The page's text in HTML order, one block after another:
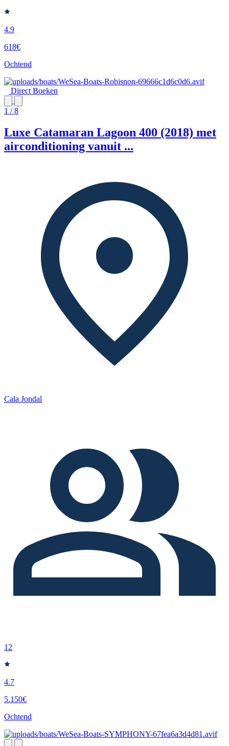
4.9
618€
Ochtend
Direct Boeken
1 / 8
Luxe Catamaran Lagoon 400 (2018) met
airconditioning vanuit ...
Cala Jondal
12
4.7
5.150€
Ochtend